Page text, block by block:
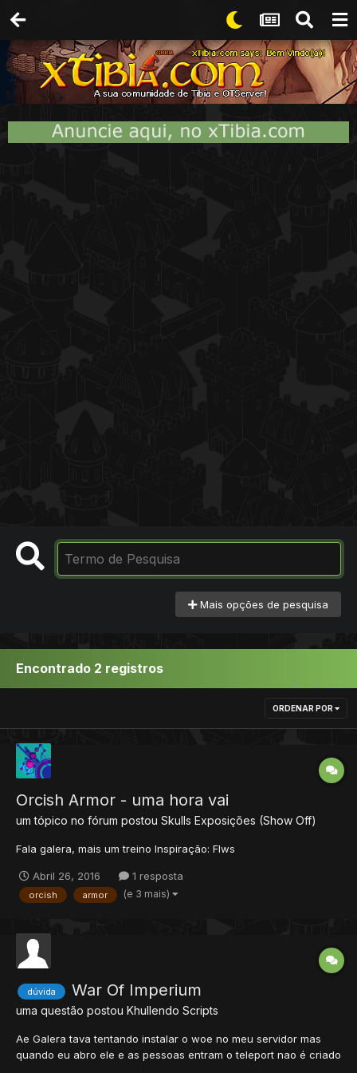
Mais opções de pesquisa
Encontrado 2 registros
ORDENAR POR
Orcish Armor - uma hora vai
um tópico no fórum postou Skulls Exposições (Show Off)
Fala galera, mais um treino Inspiração: Flws
Abril 26, 2016 1 resposta
orcish armor (e 3 mais)
dúvida War Of Imperium
uma questão postou Khullendo Scripts
Ae Galera tava tentando instalar o woe no meu servidor mas
quando eu abro ele e as pessoas entram o teleport nao é criado